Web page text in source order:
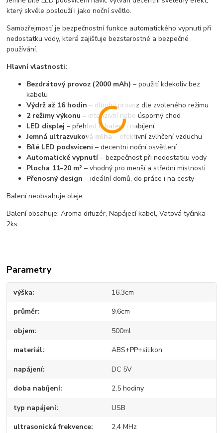
který skvěle poslouží i jako noční světlo.
Samozřejmostí je bezpečnostní funkce automatického vypnutí při
nedostatku vody, která zajišťuje bezstarostné a bezpečné
používání.
Hlavní vlastnosti:
Bezdrátový provoz (2000 mAh) – použití kdekoliv bez
kabelu
Výdrž až 16 hodin – dlouhý provoz dle zvoleného režimu
2 režimy výkonu – intenzivní nebo úsporný chod
LED displej – přehled o baterii i nabíjení
Jemná ultrazvuková mlha– efektivní zvlhčení vzduchu
Bílé LED podsvícení – decentní noční osvětlení
Automatické vypnutí– bezpečnost při nedostatku vody
Plocha 11–20 m² – vhodný pro menší a střední místnosti
Přenosný design – ideální domů, do práce i na cesty
Balení neobsahuje oleje.
Balení obsahuje: Aroma difuzér, Napájecí kabel, Vatová tyčinka
2ks
Parametry
výška 16.3cm
průměr 9.6cm
objem 500ml
materiál ABS+PP+silikon
napájení DC 5V
doba nabíjení 2,5 hodiny
typ napájení USB
ultrasonická frekvence 2,4 MHz